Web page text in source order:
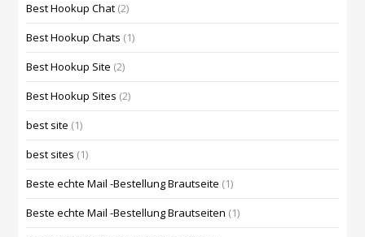
Best Hookup Chat (2)
Best Hookup Chats (1)
Best Hookup Site (2)
Best Hookup Sites (2)
best site (1)
best sites (1)
Beste echte Mail -Bestellung Brautseite (1)
Beste echte Mail -Bestellung Brautseiten (1)